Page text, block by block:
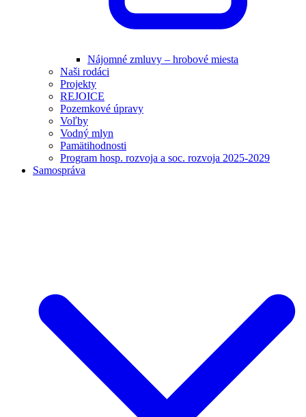
Nájomné zmluvy – hrobové miesta
Naši rodáci
Projekty
REJOICE
Pozemkové úpravy
Voľby
Vodný mlyn
Pamätihodnosti
Program hosp. rozvoja a soc. rozvoja 2025-2029
Samospráva